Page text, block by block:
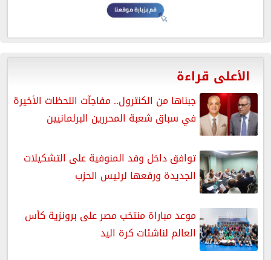
الأعلى قراءة
جبناها من الكنترول.. مفاجآت اللحظات الأخيرة
في سباق شعبة المحررين البرلمانيين
توافق داخل وفد المنوفية على التشكيلات
الجديدة ورفعها لرئيس الحزب
موعد مباراة منتخب مصر على برونزية كأس
العالم لناشئات كرة اليد